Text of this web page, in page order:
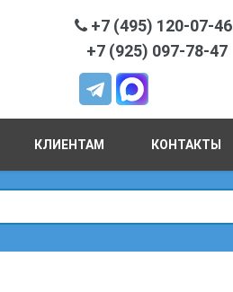
+7 (495) 120-07-46
+7 (925) 097-78-47
КЛИЕНТАМ КОНТАКТЫ